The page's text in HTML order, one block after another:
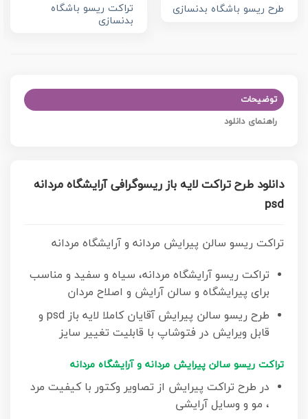
طرح ریسو باشگاه بدنسازی
تراکت ریسو باشگاه
بدنسازی
توضیحات
راهنمای دانلود
دانلود طرح تراکت لایه باز ریسوگرافی آرایشگاه مردانه
psd
تراکت ریسو سالن پیرایش مردانه و آرایشگاه مردانه
تراکت ریسو آرایشگاه مردانه، سیاه و سفید و مناسب
برای پیرایشگاه و سالن آرایش و اصلاح مردان
طرح ریسو سالن پیرایش آقایان کاملا لایه باز psd و
قابل ویرایش در فتوشاپ با قابلیت تغییر سایز
تراکت ریسو سالن پیرایش مردانه و آرایشگاه مردانه
در طرح تراکت پیرایش از تصاویر وکتور با کیفیت مرد
، مو و وسایل آرایشی